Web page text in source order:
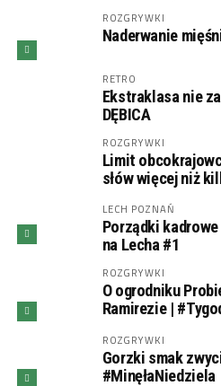
ROZGRYWKI
Naderwanie
RETRO
Ekstraklasa nie
DĘBICA
ROZGRYWKI
Limit
słów więcej niż
LECH POZNAŃ
Porządki
na Lecha #1
ROZGRYWKI
O ogrodniku
Ramirezie |
ROZGRYWKI
Gorzki smak
#MinęłaNiedziela